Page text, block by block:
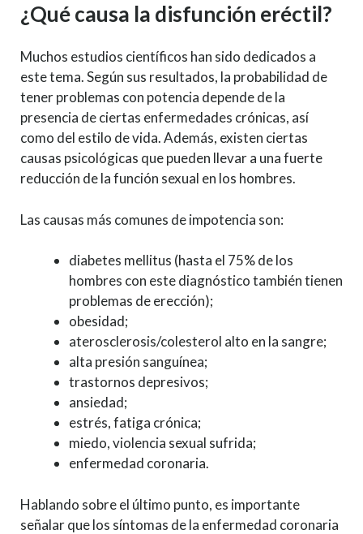
¿Qué causa la disfunción eréctil?
Muchos estudios científicos han sido dedicados a
este tema. Según sus resultados, la probabilidad de
tener problemas con potencia depende de la
presencia de ciertas enfermedades crónicas, así
como del estilo de vida. Además, existen ciertas
causas psicológicas que pueden llevar a una fuerte
reducción de la función sexual en los hombres.
Las causas más comunes de impotencia son:
diabetes mellitus (hasta el 75% de los
hombres con este diagnóstico también tienen
problemas de erección);
obesidad;
aterosclerosis/colesterol alto en la sangre;
alta presión sanguínea;
trastornos depresivos;
ansiedad;
estrés, fatiga crónica;
miedo, violencia sexual sufrida;
enfermedad coronaria.
Hablando sobre el último punto, es importante
señalar que los síntomas de la enfermedad coronaria